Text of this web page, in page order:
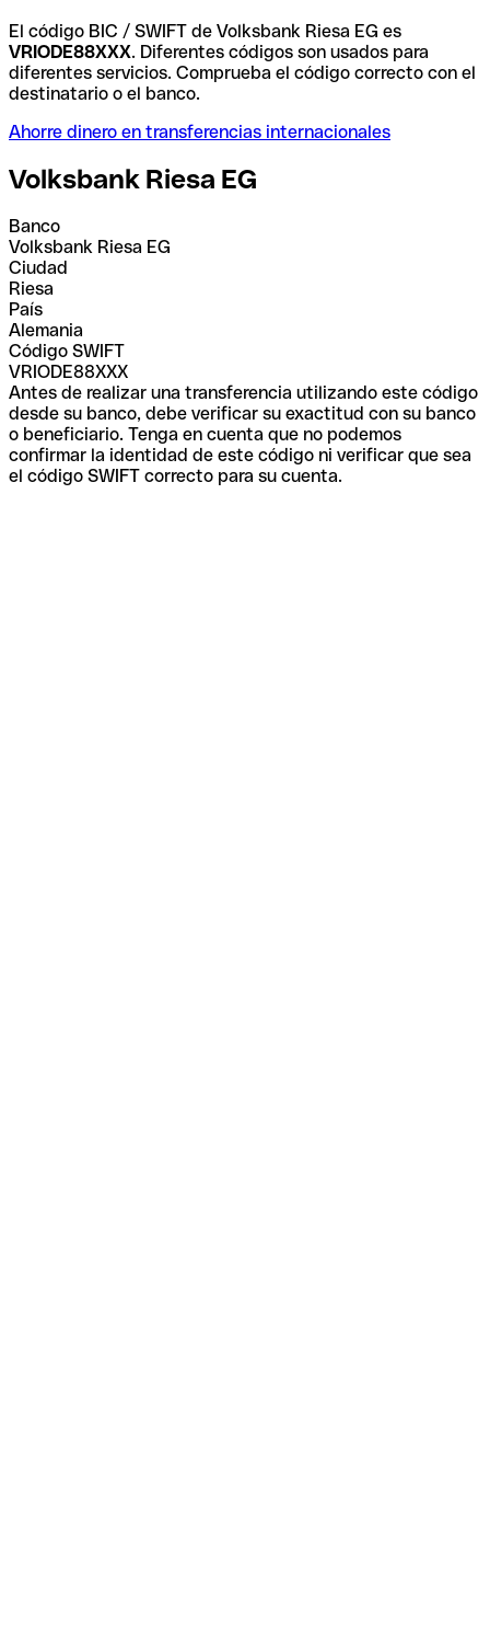
El código BIC / SWIFT de Volksbank Riesa EG es
VRIODE88XXX. Diferentes códigos son usados para
diferentes servicios. Comprueba el código correcto con el
destinatario o el banco.
Ahorre dinero en transferencias internacionales
Volksbank Riesa EG
Banco
Volksbank Riesa EG
Ciudad
Riesa
País
Alemania
Código SWIFT
VRIODE88XXX
Antes de realizar una transferencia utilizando este código
desde su banco, debe verificar su exactitud con su banco
o beneficiario. Tenga en cuenta que no podemos
confirmar la identidad de este código ni verificar que sea
el código SWIFT correcto para su cuenta.